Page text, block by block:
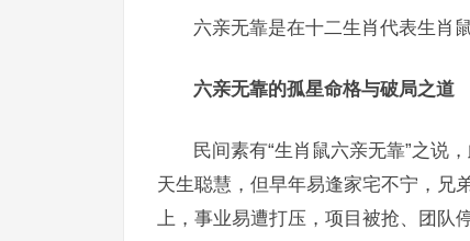
六亲无靠是在十二生肖代表生肖
六亲无靠的孤星命格与破局之道
民间素有“生肖鼠六亲无靠”之说
天生聪慧，但早年易逢家宅不宁，兄
上，事业易遭打压，项目被抢、团